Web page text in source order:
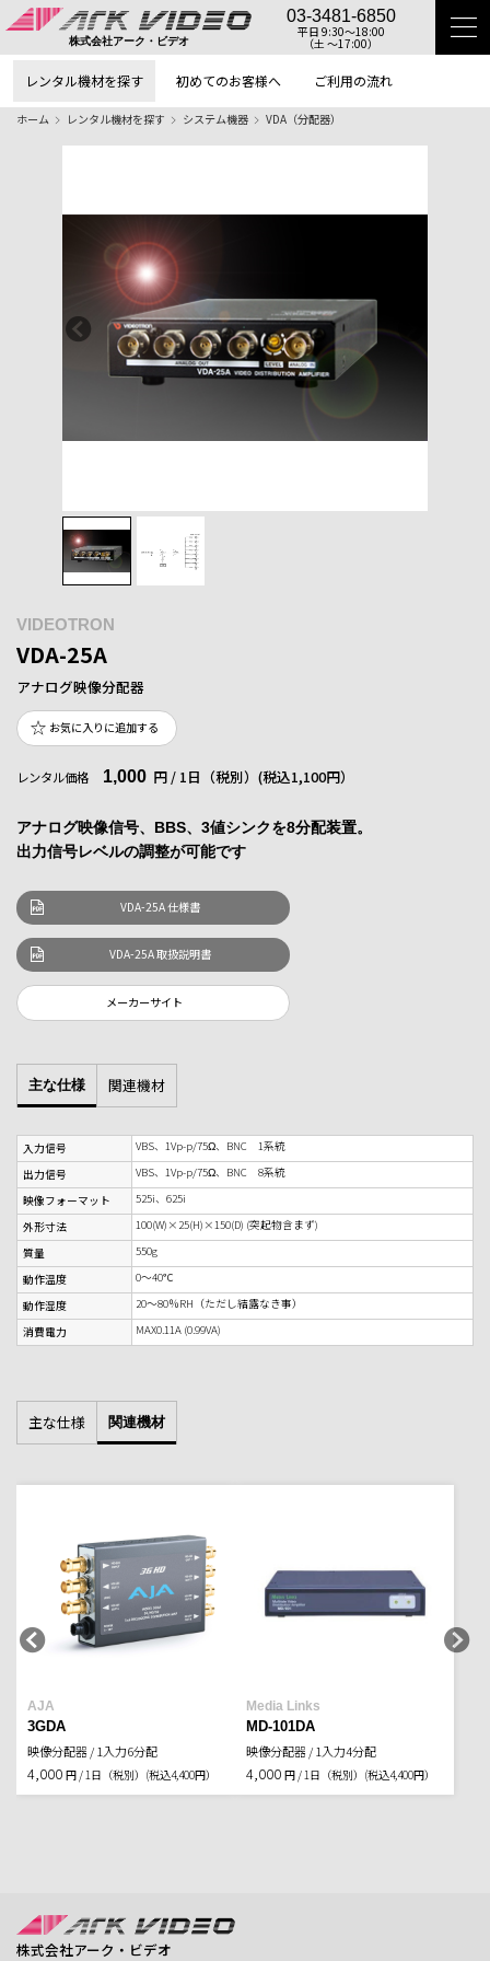
株式会社アーク・ビデオ
03-3481-6850
平日 9:30〜18:00
（土 〜17:00）
レンタル機材を探す 初めてのお客様へ ご利用の流れ
ホーム レンタル機材を探す システム機器 VDA（分配器）
VIDEOTRON
VDA-25A
アナログ映像分配器
お気に入りに追加する
レンタル価格 1,000 円 / 1日（税別） (税込1,100円）
アナログ映像信号、BBS、3値シンクを8分配装置。
出力信号レベルの調整が可能です
VDA-25A 仕様書
VDA-25A 取扱説明書
メーカーサイト
主な仕様 関連機材
入力信号
VBS、1Vp-p/75Ω、BNC 1系統
出力信号
VBS、1Vp-p/75Ω、BNC 8系統
映像フォーマット
525i、625i
外形寸法
100(W)×25(H)×150(D) (突起物含まず)
質量
550g
動作温度
0～40℃
動作湿度
20～80％RH（ただし結露なき事）
消費電力
MAX0.11A (0.99VA)
主な仕様 関連機材
AJA
3GDA
映像分配器 / 1入力6分配
4,000 円 / 1日（税別） (税込4,400円）
Media Links
MD-101DA
映像分配器 / 1入力4分配
4,000 円 / 1日（税別） (税込4,400円）
株式会社アーク・ビデオ